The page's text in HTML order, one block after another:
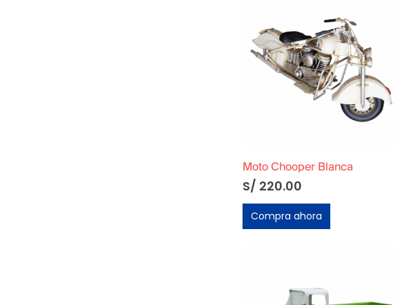
Moto Chooper Blanca
S/ 220.00
Compra ahora